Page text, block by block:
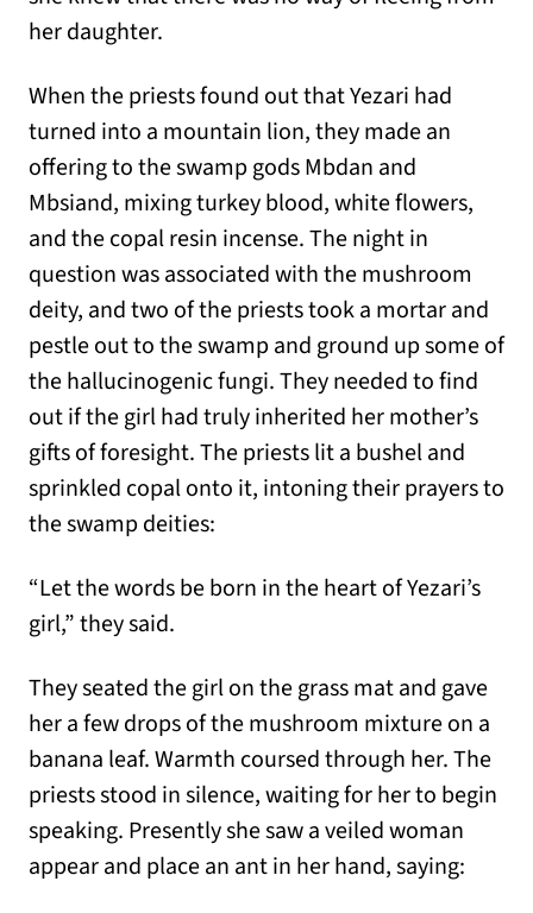
her daughter.
When the priests found out that Yezari had
turned into a mountain lion, they made an
offering to the swamp gods Mbdan and
Mbsiand, mixing turkey blood, white flowers,
and the copal resin incense. The night in
question was associated with the mushroom
deity, and two of the priests took a mortar and
pestle out to the swamp and ground up some of
the hallucinogenic fungi. They needed to find
out if the girl had truly inherited her mother’s
gifts of foresight. The priests lit a bushel and
sprinkled copal onto it, intoning their prayers to
the swamp deities:
“Let the words be born in the heart of Yezari’s
girl,” they said.
They seated the girl on the grass mat and gave
her a few drops of the mushroom mixture on a
banana leaf. Warmth coursed through her. The
priests stood in silence, waiting for her to begin
speaking. Presently she saw a veiled woman
appear and place an ant in her hand, saying: